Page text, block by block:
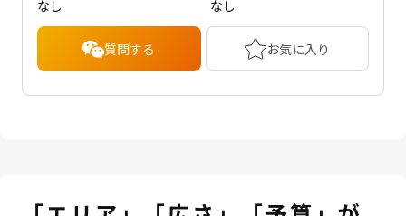
なし なし
質問する お気に入り